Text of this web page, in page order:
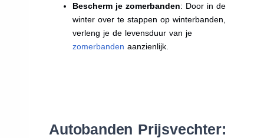
Bescherm je zomerbanden: Door in de
winter over te stappen op winterbanden,
verleng je de levensduur van je
zomerbanden aanzienlijk.
Autobanden Prijsvechter: